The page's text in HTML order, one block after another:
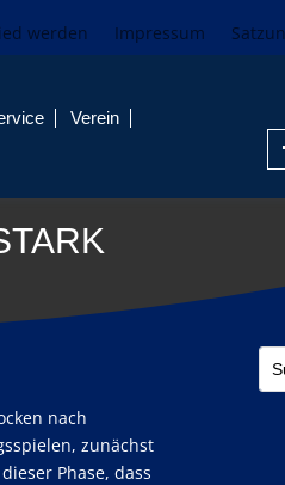
werden Impressum
Verein
nach
zunächst
Phase, dass